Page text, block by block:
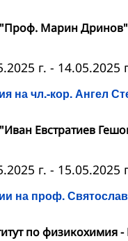
"Проф. Марин Дринов"
на чл.-кор. Ангел
г. - 14.05.2025
Евстратиев
на проф.
г. - 15.05.2025
по физикохимия